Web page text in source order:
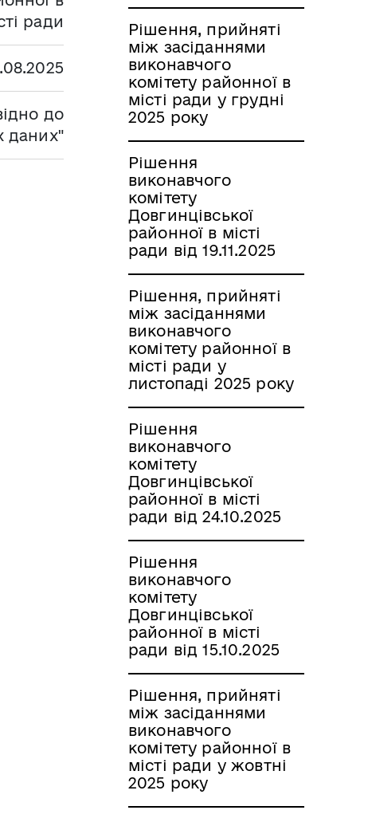
ради
до
даних"
Рішення, прийняті
між засіданнями
виконавчого
комітету районної в
місті ради у грудні
2025 року
Рішення
виконавчого
комітету
Довгинцівської
районної в місті
ради від 19.11.2025
Рішення, прийняті
між засіданнями
виконавчого
комітету районної в
місті ради у
листопаді 2025 року
Рішення
виконавчого
комітету
Довгинцівської
районної в місті
ради від 24.10.2025
Рішення
виконавчого
комітету
Довгинцівської
районної в місті
ради від 15.10.2025
Рішення, прийняті
між засіданнями
виконавчого
комітету районної в
місті ради у жовтні
2025 року